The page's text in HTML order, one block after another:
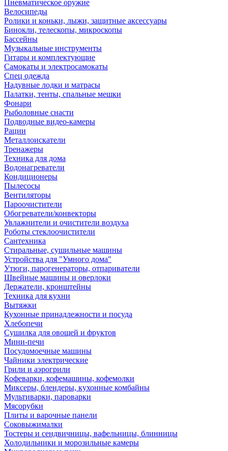
Пневматическое оружие
Велосипеды
Ролики и коньки, лыжи, защитные аксессуары
Бинокли, телескопы, микроскопы
Бассейны
Музыкальные инструменты
Гитары и комплектующие
Самокаты и электросамокаты
Спец одежда
Надувные лодки и матрасы
Палатки, тенты, спальные мешки
Фонари
Рыболовные снасти
Подводные видео-камеры
Рации
Металлоискатели
Тренажеры
Техника для дома
Водонагреватели
Кондиционеры
Пылесосы
Вентиляторы
Пароочистители
Обогреватели/конвекторы
Увлажнители и очистители воздуха
Роботы стеклоочистители
Сантехника
Стиральные, сушильные машины
Устройства для "Умного дома"
Утюги, парогенераторы, отпариватели
Швейные машины и оверлоки
Держатели, кронштейны
Техника для кухни
Вытяжки
Кухонные принадлежности и посуда
Хлебопечи
Сушилка для овощей и фруктов
Мини-печи
Посудомоечные машины
Чайники электрические
Грили и аэрогрили
Кофеварки, кофемашины, кофемолки
Миксеры, блендеры, кухонные комбайны
Мультиварки, пароварки
Мясорубки
Плиты и варочные панели
Соковыжималки
Тостеры и сендвичницы, вафельницы, блинницы
Холодильники и морозильные камеры